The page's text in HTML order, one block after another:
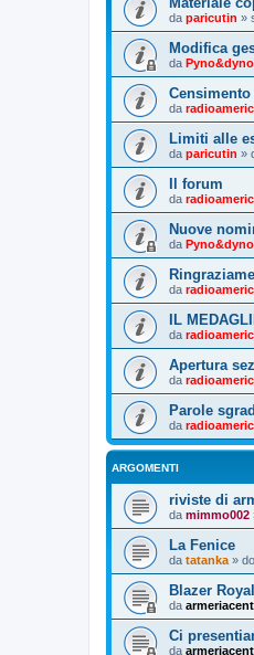
da paricutin »
Modifica
da Pyno&dyno
da
Limiti alle
da paricutin »
Il forum
da
Nuove
da Pyno&dyno
da
IL
da
Apertura
da
Parole
da
ARGOMENTI
riviste di
da mimmo002
La Fenice
da tatanka »
Blazer Royal
da
Ci
da